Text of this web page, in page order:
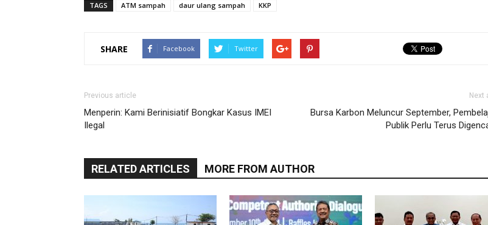
TAGS ATM sampah daur ulang sampah KKP
SHARE Facebook Twitter
Previous article
Menperin: Kami Berinisiatif Bongkar Kasus IMEI
Ilegal
Next
Bursa Karbon Meluncur September,
Publik Perlu Terus
RELATED ARTICLES MORE FROM AUTHOR